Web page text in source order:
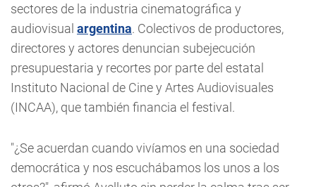
sectores de la industria cinematográfica y
audiovisual argentina. Colectivos de productores,
directores y actores denuncian subejecución
presupuestaria y recortes por parte del estatal
Instituto Nacional de Cine y Artes Audiovisuales
(INCAA), que también financia el festival.
"¿Se acuerdan cuando vivíamos en una sociedad
democrática y nos escuchábamos los unos a los